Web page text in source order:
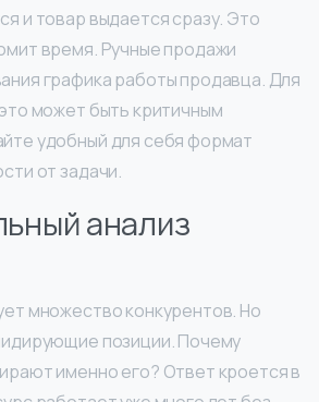
и товар выдается сразу. Это
время. Ручные продажи
графика работы продавца. Для
может быть критичным
удобный для себя формат
от задачи.
анализ
множество конкурентов. Но
позиции. Почему
именно его? Ответ кроется в